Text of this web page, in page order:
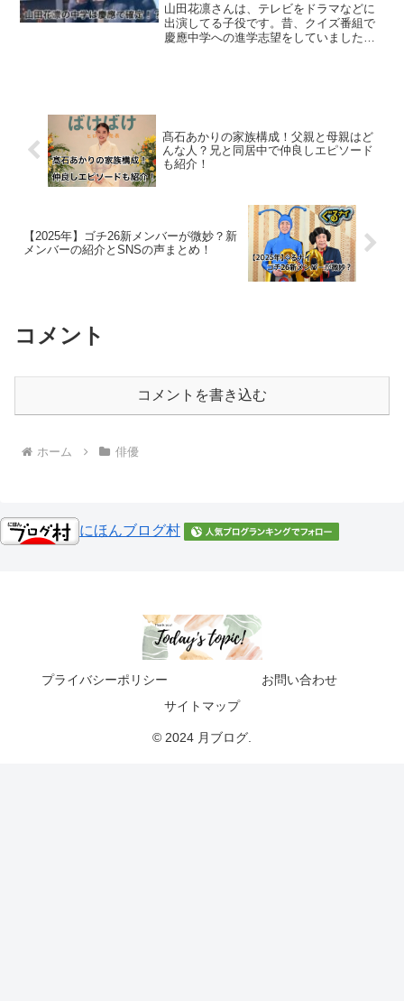
山田花凛さんは、テレビをドラマなどに
出演してる子役です。昔、クイズ番組で
慶應中学への進学志望をしていました。
髙石あかりの家族構成！父親と母親はど
んな人？兄と同居中で仲良しエピソード
も紹介！
【2025年】ゴチ26新メンバーが微妙？新
メンバーの紹介とSNSの声まとめ！
コメント
コメントを書き込む
ホーム 俳優
にほんブログ村
プライバシーポリシー
お問い合わせ
サイトマップ
© 2024 月ブログ.